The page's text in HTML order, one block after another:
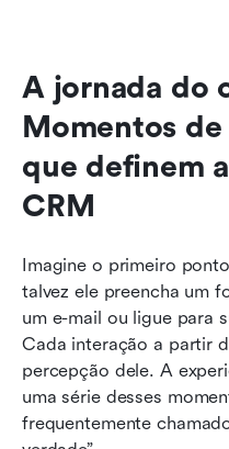
A jornada do
Momentos
que definem
CRM
Imagine o primeiro
talvez ele preencha um
um e-mail ou ligue para
Cada interação a partir
percepção dele. A
uma série desses
frequentemente